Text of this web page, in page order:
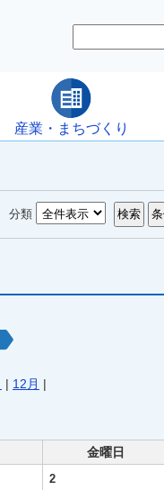
産業・まちづくり
分類
| 12月 |
金曜日
2